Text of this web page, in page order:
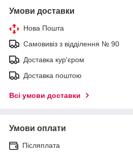
Умови доставки
Нова Пошта
Самовивіз з відділення № 90
Доставка кур'єром
Доставка поштою
Всі умови доставки
Умови оплати
Післяплата